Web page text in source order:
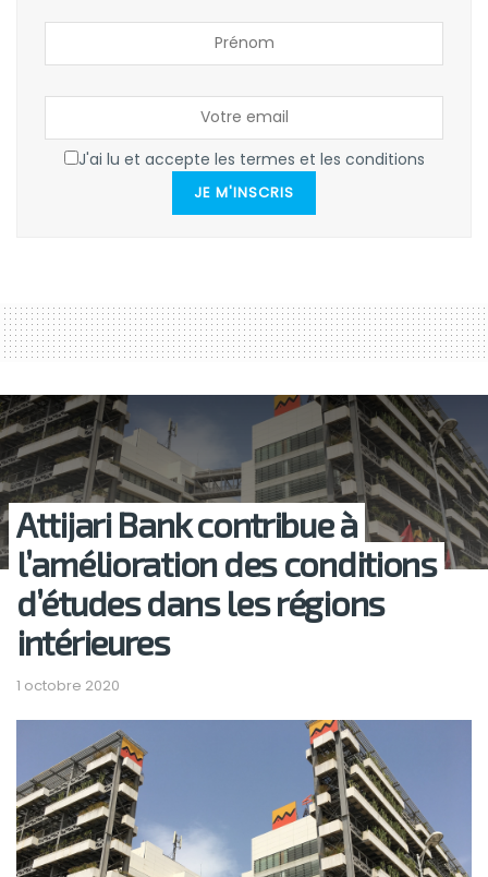
J'ai lu et accepte les termes et les conditions
JE M'INSCRIS
Attijari Bank contribue à
l’amélioration des conditions
d’études dans les régions
intérieures
1 octobre 2020